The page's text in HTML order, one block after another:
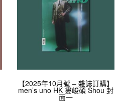
【2025年10月號 – 雜誌訂購】
men’s uno HK 婁峻碩 Shou 封
面一